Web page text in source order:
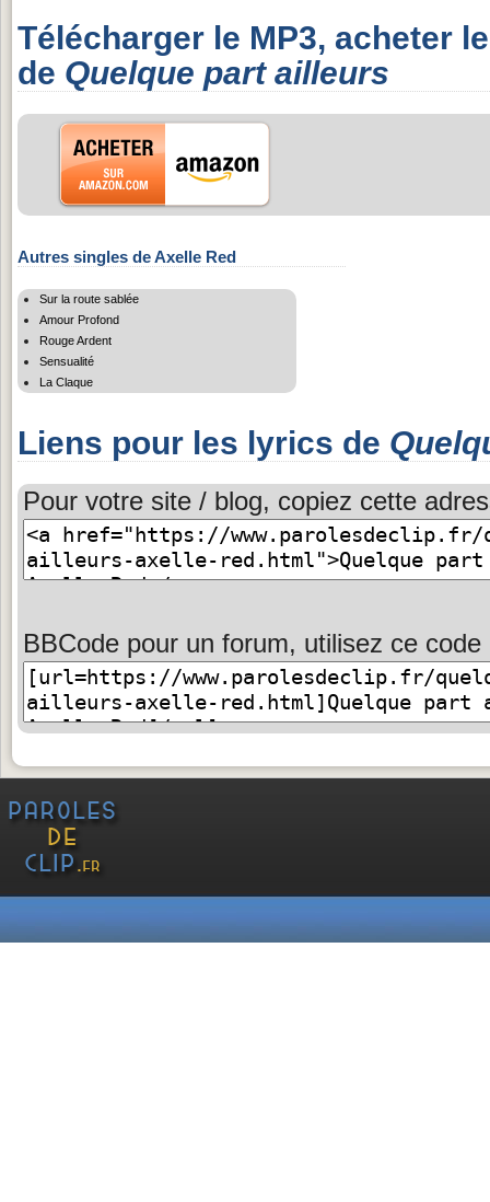
Télécharger le MP3, acheter
de Quelque part ailleurs
Autres singles de Axelle Red
Sur la route sablée
Amour Profond
Rouge Ardent
Sensualité
La Claque
Liens pour les lyrics de
Pour votre site / blog, copiez cette
BBCode pour un forum, utilisez ce code